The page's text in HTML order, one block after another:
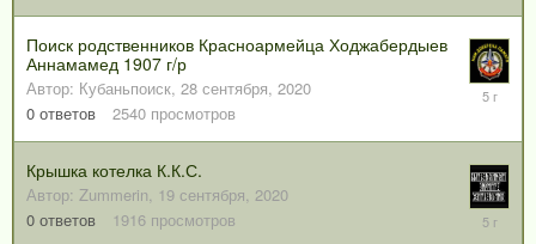
Поиск родственников Красноармейца Ходжабердыев
Аннамамед 1907 г/р
Автор: Кубаньпоиск, 28 сентября, 2020
0 ответов 2540 просмотров
28
Крышка котелка К.К.С.
Автор: Zummerin, 19 сентября, 2020
0 ответов 1916 просмотров
19